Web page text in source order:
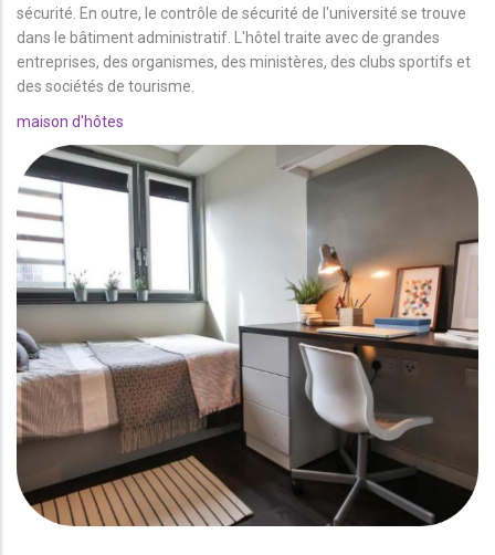
sécurité. En outre, le contrôle de sécurité de l'université se trouve
dans le bâtiment administratif. L'hôtel traite avec de grandes
entreprises, des organismes, des ministères, des clubs sportifs et
des sociétés de tourisme.
maison d'hôtes